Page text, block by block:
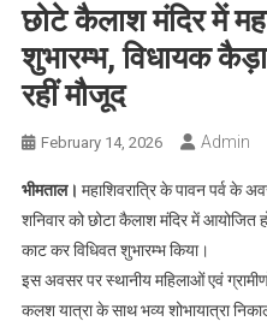
छोटे कैलाश मंदिर में
शुभारम्भ, विधायक
रहीं मौजूद
February 14, 2026 Admin
भीमताल। महाशिवरात्रि के पावन पर्व के
शनिवार को छोटा कैलाश मंदिर में आयोजित
काट कर विधिवत शुभारम्भ किया।
इस अवसर पर स्थानीय महिलाओं एवं
कलश यात्रा के साथ भव्य शोभायात्रा